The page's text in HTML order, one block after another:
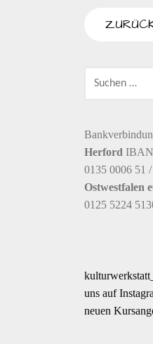
SUCHEN
NACH:
Herford
0135 0006 51
Ostwestfalen
0125 5224
uns auf
neuen